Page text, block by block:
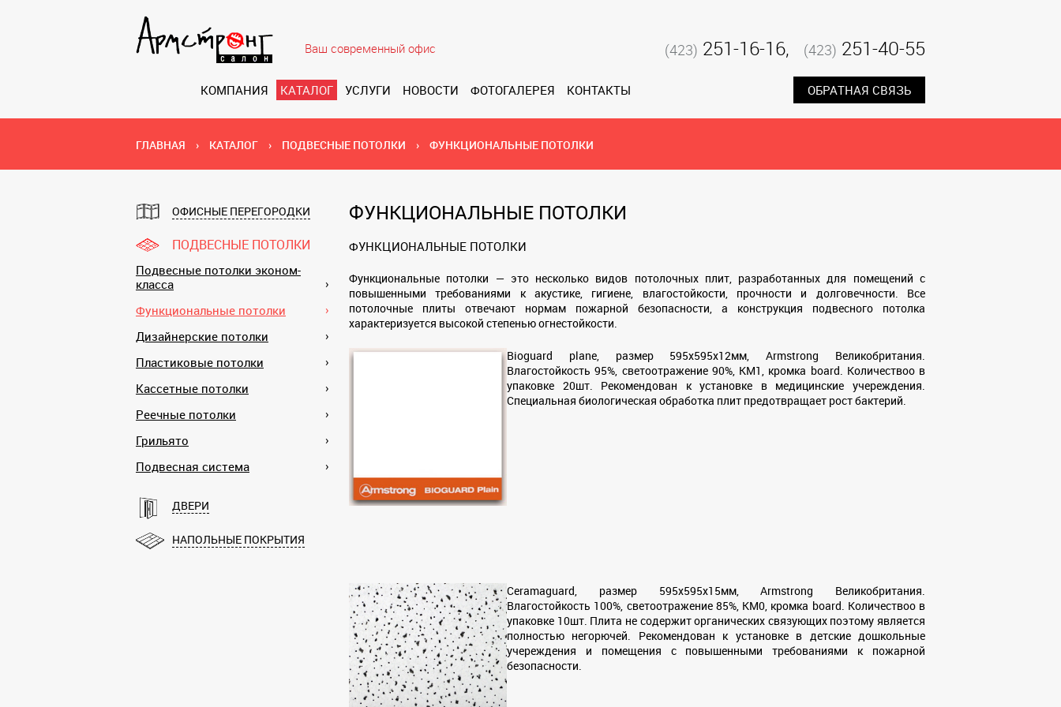
Ваш современный офис (423) 251-16-16, (423) 251-40-55
КОМПАНИЯ КАТАЛОГ УСЛУГИ НОВОСТИ ФОТОГАЛЕРЕЯ КОНТАКТЫ ОБРАТНАЯ СВЯЗЬ
ГЛАВНАЯ › КАТАЛОГ › ПОДВЕСНЫЕ ПОТОЛКИ › ФУНКЦИОНАЛЬНЫЕ ПОТОЛКИ
ФУНКЦИОНАЛЬНЫЕ ПОТОЛКИ
ФУНКЦИОНАЛЬНЫЕ ПОТОЛКИ
Функциональные потолки — это несколько видов потолочных плит, разработанных для помещений с
повышенными требованиями к акустике, гигиене, влагостойкости, прочности и долговечности. Все
потолочные плиты отвечают нормам пожарной безопасности, а конструкция подвесного потолка
характеризуется высокой степенью огнестойкости.
Bioguard plane, размер 595х595х12мм, Armstrong Великобритания.
Влагостойкость 95%, светоотражение 90%, КМ1, кромка board. Количествоо в
упаковке 20шт. Рекомендован к установке в медицинские учереждения.
Специальная биологическая обработка плит предотвращает рост бактерий.
Ceramaguard, размер 595х595х15мм, Armstrong Великобритания.
Влагостойкость 100%, светоотражение 85%, КМ0, кромка board. Количествоо в
упаковке 10шт. Плита не содержит органических связующих поэтому является
полностью негорючей. Рекомендован к установке в детские дошкольные
учереждения и помещения с повышенными требованиями к пожарной
безопасности.
ОФИСНЫЕ ПЕРЕГОРОДКИ
ПОДВЕСНЫЕ ПОТОЛКИ
Подвесные потолки эконом-
класса
Функциональные потолки
Дизайнерские потолки
Пластиковые потолки
Кассетные потолки
Реечные потолки
Грильято
Подвесная система
ДВЕРИ
НАПОЛЬНЫЕ ПОКРЫТИЯ